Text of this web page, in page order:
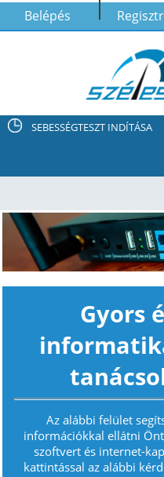
Belépés
SEBESSÉGTESZT INDÍTÁSA
Gyors
Az alábbi felület
információkkal ellátni
szoftvert és internet-
kattintással az alábbi